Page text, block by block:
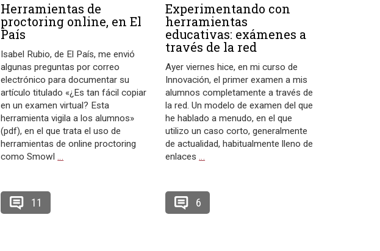
Herramientas de
proctoring online, en El
País
Isabel Rubio, de El País, me envió
algunas preguntas por correo
electrónico para documentar su
artículo titulado «¿Es tan fácil copiar
en un examen virtual? Esta
herramienta vigila a los alumnos»
(pdf), en el que trata el uso de
herramientas de online proctoring
como Smowl…
11
Experimentando con
herramientas
educativas: exámenes a
través de la red
Ayer viernes hice, en mi curso de
Innovación, el primer examen a mis
alumnos completamente a través de
la red. Un modelo de examen del que
he hablado a menudo, en el que
utilizo un caso corto, generalmente
de actualidad, habitualmente lleno de
enlaces…
6